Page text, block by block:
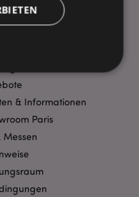
& Informationen
Paris
Messen
Leistungs
die
kann die